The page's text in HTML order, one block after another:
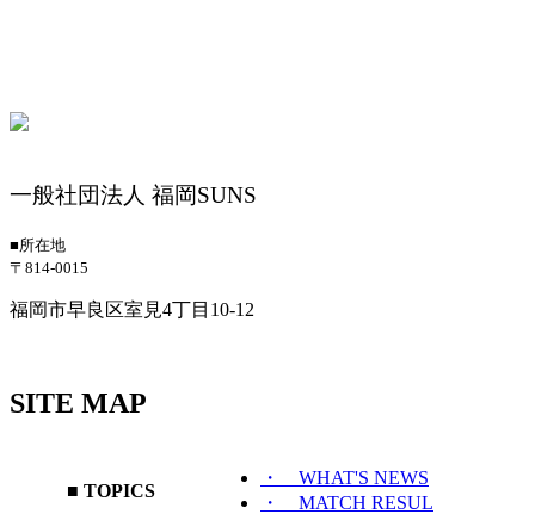
一般社団法人 福岡SUNS
■所在地
〒814-0015
福岡市早良区室見4丁目10-12
SITE MAP
■ TOPICS
・ WHAT'S NEWS
・ MATCH RESUL